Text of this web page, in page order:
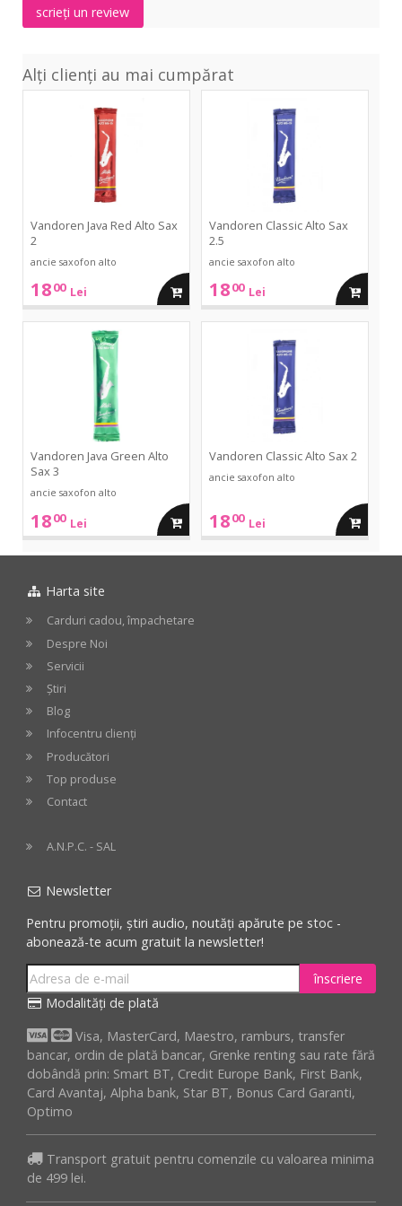
scrieți un review
Alți clienți au mai cumpărat
Vandoren Java Red Alto Sax
2
ancie saxofon alto
1800 Lei adauga
Vandoren Classic Alto Sax
2.5
ancie saxofon alto
1800 Lei adauga
Vandoren Java Green Alto
Sax 3
ancie saxofon alto
1800 Lei adauga
in
Vandoren Classic Alto Sax 2
ancie saxofon alto
1800 Lei adauga
in
Harta site
Carduri cadou, împachetare
Despre Noi
Servicii
Știri
Blog
Infocentru clienți
Producători
Top produse
Contact
A.N.P.C. - SAL
Newsletter
Pentru promoții, știri audio, noutăți apărute pe stoc -
abonează-te acum gratuit la newsletter!
înscriere
Modalități de plată
Visa, MasterCard, Maestro, ramburs, transfer
bancar, ordin de plată bancar, Grenke renting sau rate fără
dobândă prin: Smart BT, Credit Europe Bank, First Bank,
Card Avantaj, Alpha bank, Star BT, Bonus Card Garanti,
Optimo
Transport gratuit pentru comenzile cu valoarea minima
de 499 lei.